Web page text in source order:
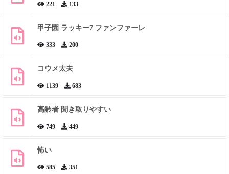
221 133
甲子園 ラッキー7 ファンファーレ
333 200
コウメ太夫
1139 683
高齢者 聞き取りやすい
749 449
怖い
585 351